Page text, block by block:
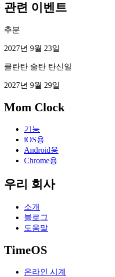
관련 이벤트
추분
2027년 9월 23일
클란탄 술탄 탄신일
2027년 9월 29일
Mom Clock
기능
iOS용
Android용
Chrome용
우리 회사
소개
블로그
도움말
TimeOS
온라인 시계